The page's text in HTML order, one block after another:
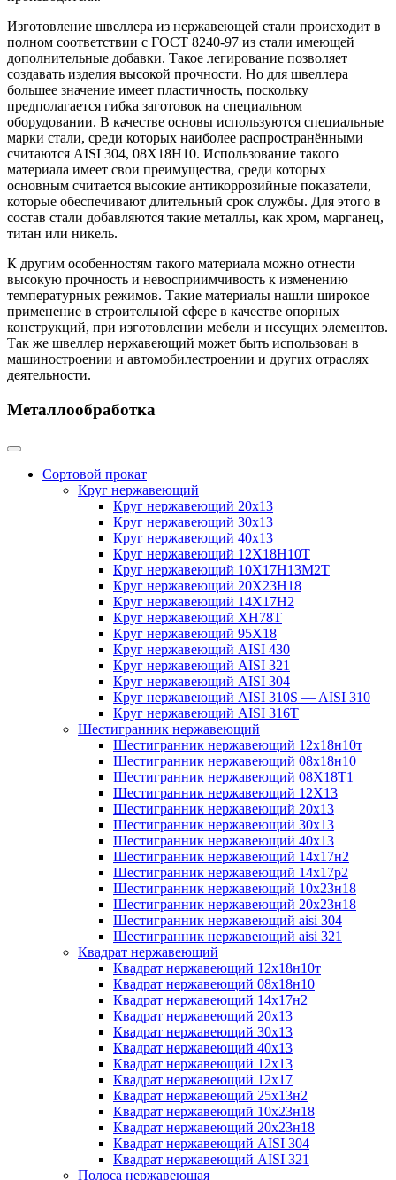
Изготовление швеллера из нержавеющей стали происходит в
полном соответствии с ГОСТ 8240-97 из стали имеющей
дополнительные добавки. Такое легирование позволяет
создавать изделия высокой прочности. Но для швеллера
большее значение имеет пластичность, поскольку
предполагается гибка заготовок на специальном
оборудовании. В качестве основы используются специальные
марки стали, среди которых наиболее распространёнными
считаются AISI 304, 08Х18Н10. Использование такого
материала имеет свои преимущества, среди которых
основным считается высокие антикоррозийные показатели,
которые обеспечивают длительный срок службы. Для этого в
состав стали добавляются такие металлы, как хром, марганец,
титан или никель.
К другим особенностям такого материала можно отнести
высокую прочность и невосприимчивость к изменению
температурных режимов. Такие материалы нашли широкое
применение в строительной сфере в качестве опорных
конструкций, при изготовлении мебели и несущих элементов.
Так же швеллер нержавеющий может быть использован в
машиностроении и автомобилестроении и других отраслях
деятельности.
Металлообработка
Сортовой прокат
Круг нержавеющий
Круг нержавеющий 20х13
Круг нержавеющий 30х13
Круг нержавеющий 40х13
Круг нержавеющий 12Х18Н10Т
Круг нержавеющий 10Х17Н13М2T
Круг нержавеющий 20Х23Н18
Круг нержавеющий 14Х17Н2
Круг нержавеющий ХН78Т
Круг нержавеющий 95Х18
Круг нержавеющий AISI 430
Круг нержавеющий AISI 321
Круг нержавеющий AISI 304
Круг нержавеющий AISI 310S — AISI 310
Круг нержавеющий AISI 316T
Шестигранник нержавеющий
Шестигранник нержавеющий 12х18н10т
Шестигранник нержавеющий 08х18н10
Шестигранник нержавеющий 08Х18Т1
Шестигранник нержавеющий 12Х13
Шестигранник нержавеющий 20х13
Шестигранник нержавеющий 30х13
Шестигранник нержавеющий 40х13
Шестигранник нержавеющий 14х17н2
Шестигранник нержавеющий 14х17р2
Шестигранник нержавеющий 10х23н18
Шестигранник нержавеющий 20х23н18
Шестигранник нержавеющий aisi 304
Шестигранник нержавеющий aisi 321
Квадрат нержавеющий
Квадрат нержавеющий 12х18н10т
Квадрат нержавеющий 08х18н10
Квадрат нержавеющий 14х17н2
Квадрат нержавеющий 20х13
Квадрат нержавеющий 30х13
Квадрат нержавеющий 40х13
Квадрат нержавеющий 12х13
Квадрат нержавеющий 12х17
Квадрат нержавеющий 25х13н2
Квадрат нержавеющий 10х23н18
Квадрат нержавеющий 20х23н18
Квадрат нержавеющий AISI 304
Квадрат нержавеющий AISI 321
Полоса нержавеющая